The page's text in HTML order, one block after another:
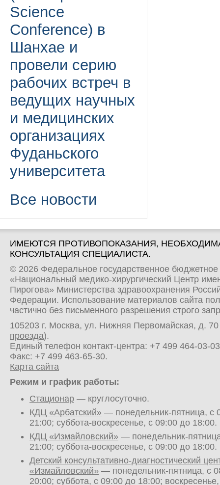
Science
Conference) в
Шанхае и
провели серию
рабочих встреч в
ведущих научных
и медицинских
организациях
Фуданьского
университета
Все новости
ИМЕЮТСЯ ПРОТИВОПОКАЗАНИЯ,
КОНСУЛЬТАЦИЯ СПЕЦИАЛИСТА.
© 2026 Федеральное государственное
«Национальный медико-хирургический Центр
Пирогова» Министерства здравоохранения
Федерации. Использование материалов сайта
частично без письменного разрешения строго
105203 г. Москва, ул. Нижняя Первомайская, д.
проезда).
Единый телефон контакт-центра: +7 499 464-03-03
Факс: +7 499 463-65-30.
Карта сайта
Режим и график работы:
Стационар — круглосуточно.
КДЦ «Арбатский» — понедельник-пятница, с
21:00; суббота-воскресенье, с 09:00 до 18:00.
КДЦ «Измайловский» — понедельник-
21:00; суббота-воскресенье, с 09:00 до 18:00.
Детский консультативно-диагностический
«Измайловский» — понедельник-пятница, с
20:00; суббота, с 09:00 до 18:00;